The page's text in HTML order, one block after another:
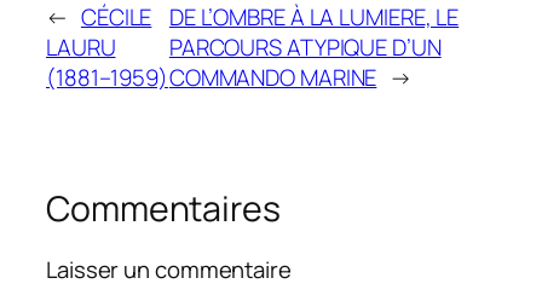
← CÉCILE
LAURU
(1881–1959)
DE L’OMBRE À LA LUMIERE, LE
PARCOURS ATYPIQUE D’UN
COMMANDO MARINE →
Commentaires
Laisser un commentaire